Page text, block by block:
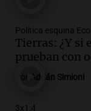
viviendas
Procrear
Panorama
Audio.
Política esquina
Tierras: ¿Y si
prueban con
Adrián Simioni
3x1:4